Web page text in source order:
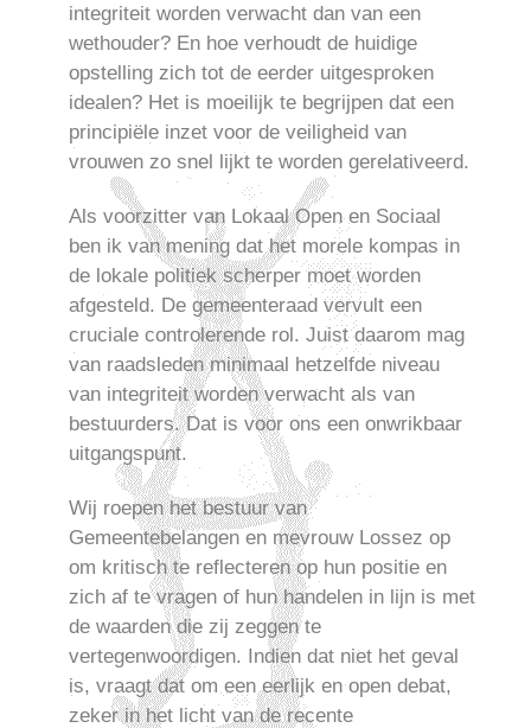
integriteit worden verwacht dan van een
wethouder? En hoe verhoudt de huidige
opstelling zich tot de eerder uitgesproken
idealen? Het is moeilijk te begrijpen dat een
principiële inzet voor de veiligheid van
vrouwen zo snel lijkt te worden gerelativeerd.
Als voorzitter van Lokaal Open en Sociaal
ben ik van mening dat het morele kompas in
de lokale politiek scherper moet worden
afgesteld. De gemeenteraad vervult een
cruciale controlerende rol. Juist daarom mag
van raadsleden minimaal hetzelfde niveau
van integriteit worden verwacht als van
bestuurders. Dat is voor ons een onwrikbaar
uitgangspunt.
Wij roepen het bestuur van
Gemeentebelangen en mevrouw Lossez op
om kritisch te reflecteren op hun positie en
zich af te vragen of hun handelen in lijn is met
de waarden die zij zeggen te
vertegenwoordigen. Indien dat niet het geval
is, vraagt dat om een eerlijk en open debat,
zeker in het licht van de recente